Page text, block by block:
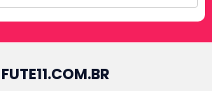
FUTE11.COM.BR